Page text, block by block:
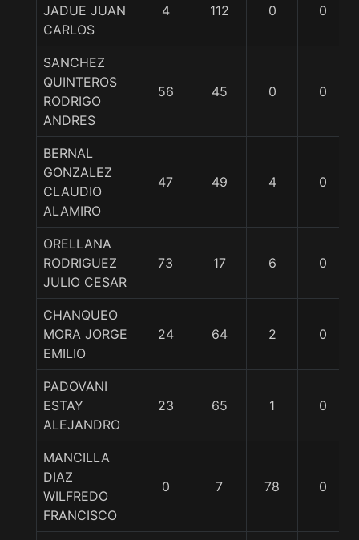
JADUE JUAN
CARLOS
4 112 0 0
SANCHEZ
QUINTEROS
RODRIGO
ANDRES
56 45 0 0
BERNAL
GONZALEZ
CLAUDIO
ALAMIRO
47 49 4 0
ORELLANA
RODRIGUEZ
JULIO CESAR
73 17 6 0
CHANQUEO
MORA JORGE
EMILIO
24 64 2 0
PADOVANI
ESTAY
ALEJANDRO
23 65 1 0
MANCILLA
DIAZ
WILFREDO
FRANCISCO
0 7 78 0